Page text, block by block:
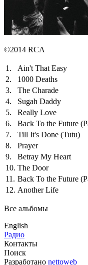
©2014 RCA
1.
Ain't That Easy
2.
1000 Deaths
3.
The Charade
4.
Sugah Daddy
5.
Really Love
6.
Back To the Future
7.
Till It's Done (Tutu)
8.
Prayer
9.
Betray My Heart
10. The Door
11. Back To the Future
12. Another Life
Все альбомы
English
Радио
Контакты
Поиск
Разработано nettoweb